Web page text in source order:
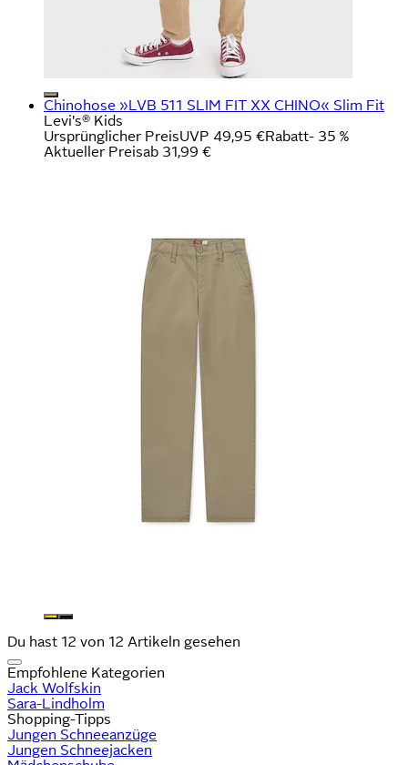
Chinohose »LVB 511 SLIM FIT XX CHINO« Slim Fit
Levi's® Kids
Ursprünglicher PreisUVP 49,95 €Rabatt- 35 %
Aktueller Preisab 31,99 €
Du hast 12 von 12 Artikeln gesehen
Empfohlene Kategorien
Jack Wolfskin
Sara-Lindholm
Shopping-Tipps
Jungen Schneeanzüge
Jungen Schneejacken